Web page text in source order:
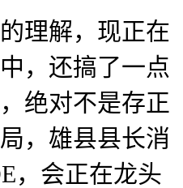
理解，现正在
，还搞了一点
绝对不是存正
，雄县县长消
，会正在龙头